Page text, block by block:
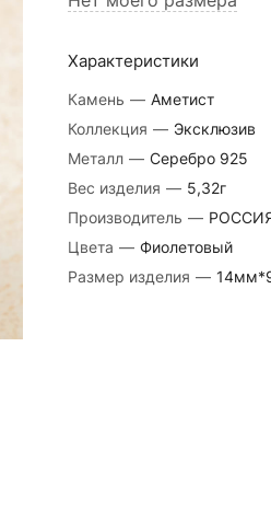
Характеристики
Камень — Аметист
Коллекция — Эксклюзив
Металл — Серебро 925
Вес изделия — 5,32г
Производитель —
Цвета — Фиолетовый
Размер изделия —